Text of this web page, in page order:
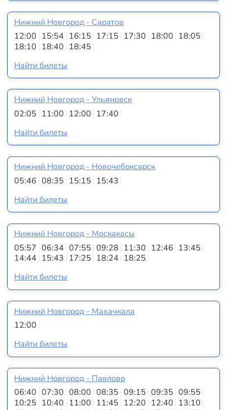
Нижний Новгород - Саратов
12:00 15:54 16:15 17:15 17:30 18:00 18:05
18:10 18:40 18:45
Найти билеты
Нижний Новгород - Ульяновск
02:05 11:00 12:00 17:40
Найти билеты
Нижний Новгород - Новочебоксарск
05:46 08:35 15:15 15:43
Найти билеты
Нижний Новгород - Москакасы
05:57 06:34 07:55 09:28 11:30 12:46 13:45
14:44 15:43 17:25 18:24 18:25
Найти билеты
Нижний Новгород - Махачкала
12:00
Найти билеты
Нижний Новгород - Павлово
06:40 07:30 08:00 08:35 09:15 09:35 09:55
10:25 10:40 11:00 11:45 12:20 12:40 13:10